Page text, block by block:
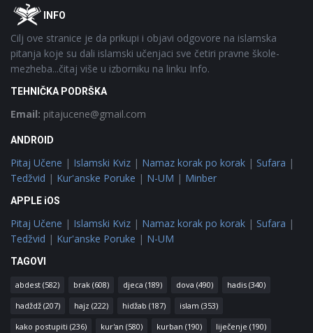
FooterOINFO
Cilj ove stranice je da prikupi i objavi odgovore na islamska
pitanja koje su dali islamski učenjaci sve četiri pravne škole-
mezheba...čitaj više u izborniku na linku Info.
TEHNIČKA PODRŠKA
Email: pitajucene@gmail.com
ANDROID
Pitaj Učene | Islamski Kviz | Namaz korak po korak | Sufara |
Tedžvid | Kur'anske Poruke | N-UM | Minber
APPLE iOS
Pitaj Učene | Islamski Kviz | Namaz korak po korak | Sufara |
Tedžvid | Kur'anske Poruke | N-UM
TAGOVI
abdest (582) brak (608) djeca (189) dova (490) hadis (340)
hadždž (207) hajz (222) hidžab (187) islam (353)
kako postupiti (236) kur'an (580) kurban (190) liječenje (190)